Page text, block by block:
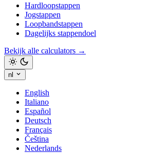
Hardloopstappen
Jogstappen
Loopbandstappen
Dagelijks stappendoel
Bekijk alle calculators →
nl
English
Italiano
Español
Deutsch
Français
Čeština
Nederlands